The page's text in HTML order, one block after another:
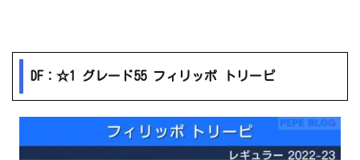
DF：☆1 グレード55 フィリッポ トリーピ